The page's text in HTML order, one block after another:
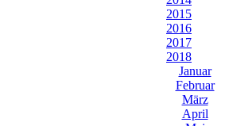
2015
2016
2017
2018
Januar
Februar
März
April